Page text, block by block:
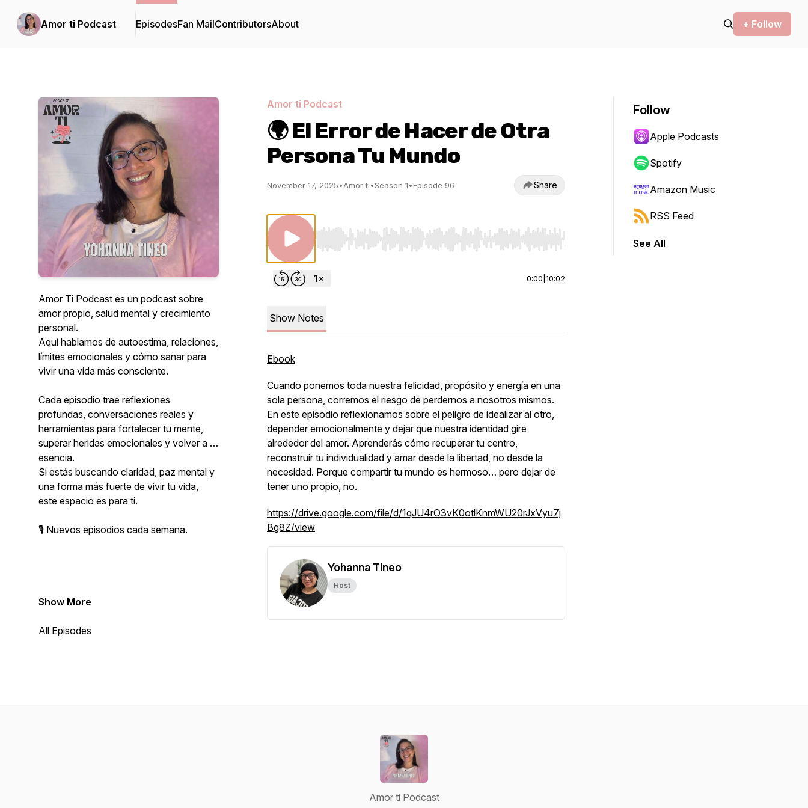
Amor ti Podcast EpisodesFan MailContributorsAbout + Follow
Amor Ti Podcast es un podcast sobre
amor propio, salud mental y crecimiento
personal.
Aquí hablamos de autoestima, relaciones,
límites emocionales y cómo sanar para
vivir una vida más consciente.
Cada episodio trae reflexiones
profundas, conversaciones reales y
herramientas para fortalecer tu mente,
superar heridas emocionales y volver a tu
esencia.
Si estás buscando claridad, paz mental y
una forma más fuerte de vivir tu vida,
este espacio es para ti.
🎙 Nuevos episodios cada semana.
Show More
All Episodes
Amor ti Podcast
🌍 El Error de Hacer de Otra
Persona Tu Mundo
November 17, 2025•Amor ti•Season 1•Episode 96 Share
Use Left/Right to seek, Home/End to jump to start or end. Hold shift to jump forward or backward.
0:00 10:02
Show Notes
Ebook
Cuando ponemos toda nuestra felicidad, propósito y energía en una
sola persona, corremos el riesgo de perdernos a nosotros mismos.
En este episodio reflexionamos sobre el peligro de idealizar al otro,
depender emocionalmente y dejar que nuestra identidad gire
alrededor del amor. Aprenderás cómo recuperar tu centro,
reconstruir tu individualidad y amar desde la libertad, no desde la
necesidad. Porque compartir tu mundo es hermoso… pero dejar de
tener uno propio, no.
https://drive.google.com/file/d/1qJU4rO3vK0otlKnmWU20rJxVyu7j
Bg8Z/view
Yohanna Tineo
Host
Follow
Apple Podcasts
Spotify
Amazon Music
RSS Feed
See All
Amor ti Podcast